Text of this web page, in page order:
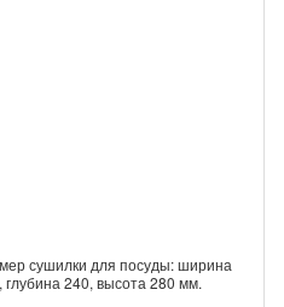
сушилки для посуды: ширина
глубина 240, высота 280 мм.